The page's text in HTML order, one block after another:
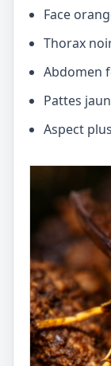
Face
Thorax
Abdomen
Pattes
Aspect